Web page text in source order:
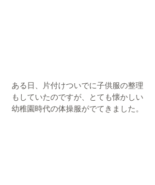
ある日、片付けついでに子供服の整理
もしていたのですが、とても懐かしい
幼稚園時代の体操服がでてきました。